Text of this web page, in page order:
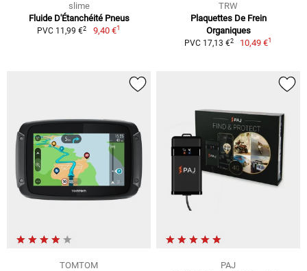
slime
Fluide D'Étanchéité Pneus
PVC 11,99 €2 9,40 €1
TRW
Plaquettes De Frein
Organiques
PVC 17,13 €2 10,49 €1
TOMTOM
PAJ